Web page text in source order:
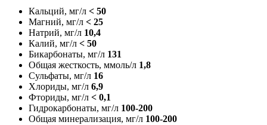
Кальций, мг/л < 50
Магний, мг/л < 25
Натрий, мг/л 10,4
Калий, мг/л < 50
Бикарбонаты, мг/л 131
Общая жесткость, ммоль/л 1,8
Сульфаты, мг/л 16
Хлориды, мг/л 6,9
Фториды, мг/л < 0,1
Гидрокарбонаты, мг/л 100-200
Общая минерализация, мг/л 100-200